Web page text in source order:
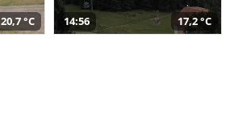
20,7 °C 14:56 17,2 °C